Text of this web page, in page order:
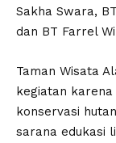
Sakha Swara,
dan BT Farrel
Taman Wisata
kegiatan
konservasi
sarana edukasi